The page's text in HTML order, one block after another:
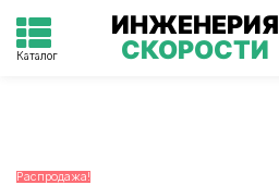
Каталог
ИНЖЕНЕРИЯ
СКОРОСТИ
Распродажа!